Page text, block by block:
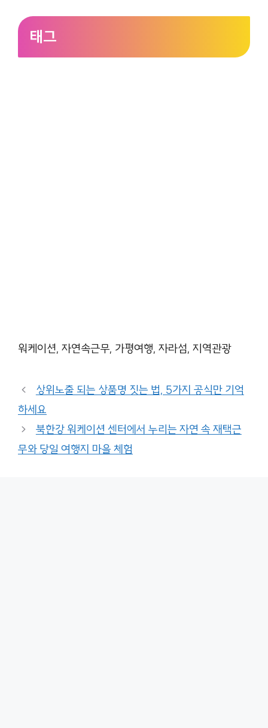
태그
워케이션, 자연속근무, 가평여행, 자라섬, 지역관광
상위노출 되는 상품명 짓는 법, 5가지 공식만 기억
하세요
북한강 워케이션 센터에서 누리는 자연 속 재택근
무와 당일 여행지 마을 체험